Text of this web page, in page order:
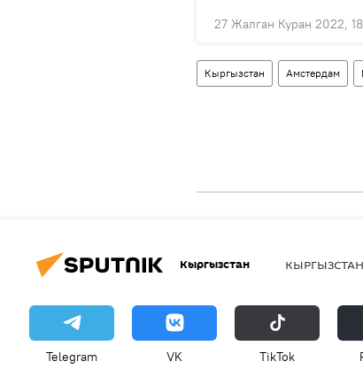
27 Жалган Куран 2022,
Кыргызстан Амстердам
Кыргызстан КЫРГЫЗСТАН
Telegram VK ТikТоk